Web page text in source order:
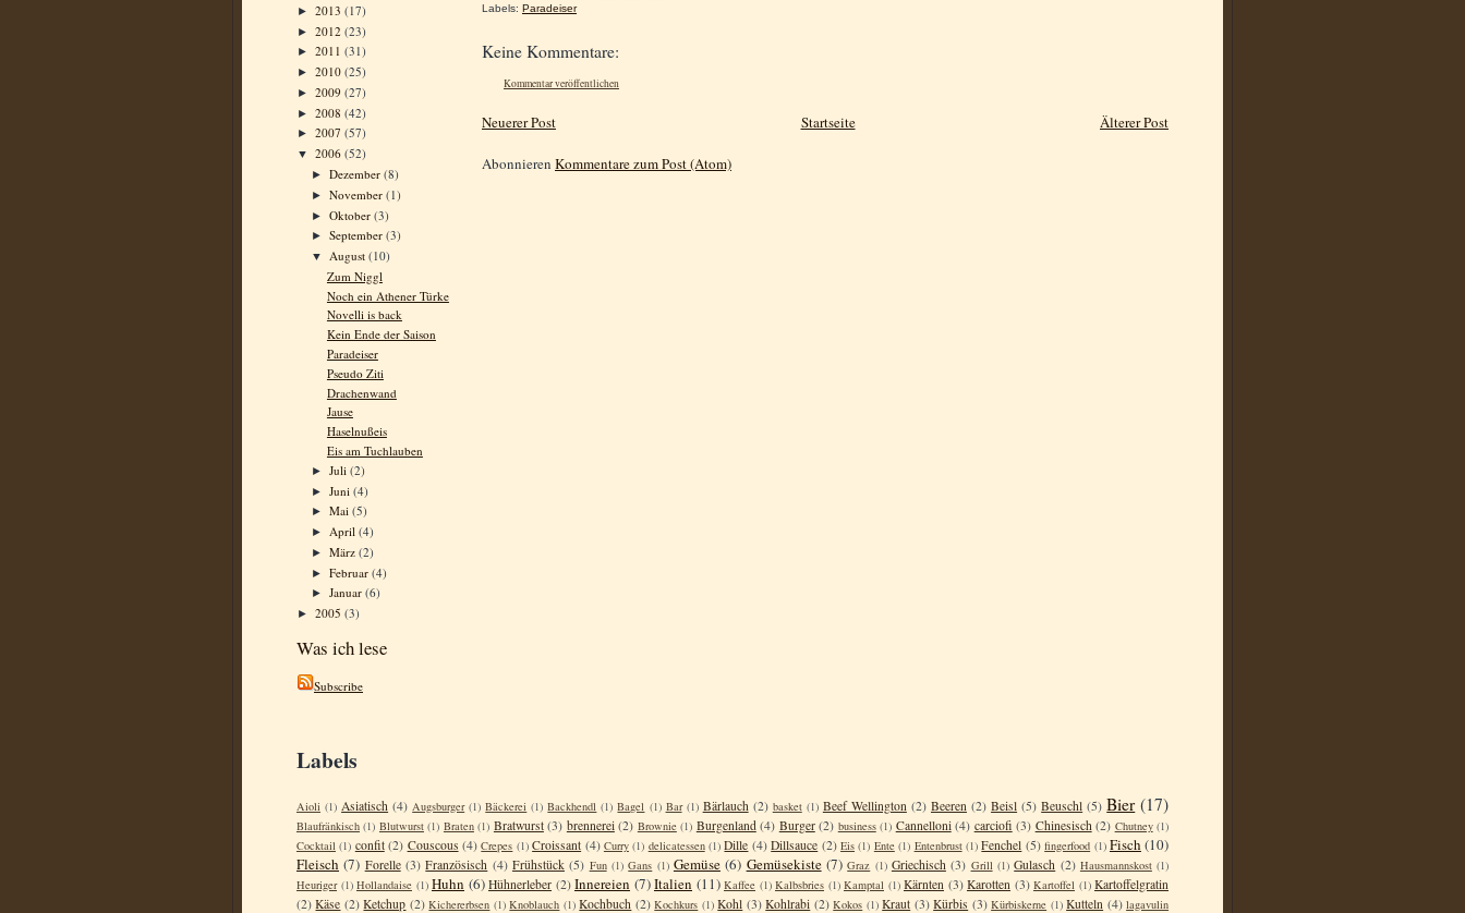
► 2013 (17)
► 2012 (23)
► 2011 (31)
► 2010 (25)
► 2009 (27)
► 2008 (42)
► 2007 (57)
▼ 2006 (52)
►Dezember(8)
►November(1)
►Oktober(3)
►September(3)
▼ August(10)
Zum Niggl
Noch ein Athener Türke
Novelli is back
Kein Ende der Saison
Paradeiser
Pseudo Ziti
Drachenwand
Jause
Haselnußeis
Eis am Tuchlauben
►Juli(2)
►Juni(4)
►Mai(5)
► April(4)
►März(2)
►Februar(4)
►Januar(6)
► 2005 (3)
Was ich lese
Subscribe
Labels: Paradeiser
Keine Kommentare:
Kommentar veröffentlichen
Neuerer Post Älterer Post
Startseite
Abonnieren Kommentare zum Post (Atom)
Labels
Aioli (1) Asiatisch (4) Augsburger (1) Bäckerei (1) Backhendl (1) Bagel (1) Bar (1) Bärlauch (2) basket (1) Beef Wellington (2) Beeren (2) Beisl (5) Beuschl (5) Bier (17)
Blaufränkisch (1) Blutwurst (1) Braten (1) Bratwurst (3) brennerei (2) Brownie (1) Burgenland (4) Burger (2) business (1) Cannelloni (4) carciofi (3) Chinesisch (2) Chutney (1)
Cocktail (1) confit (2) Couscous (4) Crepes (1) Croissant (4) Curry (1) delicatessen (1) Dille (4) Dillsauce (2) Eis (1) Ente (1) Entenbrust (1) Fenchel (5) fingerfood (1) Fisch (10)
Fleisch (7) Forelle (3) Französisch (4) Frühstück (5) Fun (1) Gans (1) Gemüse (6) Gemüsekiste (7) Graz (1) Griechisch (3) Grill (1) Gulasch (2) Hausmannskost (1)
Heuriger (1) Hollandaise (1) Huhn (6) Hühnerleber (2) Innereien (7)Italien (11) Kaffee (1) Kalbsbries (1) Kamptal (1) Kärnten (3) Karotten (3) Kartoffel (1) Kartoffelgratin
(2) Käse (2) Ketchup (2) Kichererbsen (1) Knoblauch (1) Kochbuch (2) Kochkurs (1) Kohl (3) Kohlrabi (2) Kokos (1) Kraut (3) Kürbis (3) Kürbiskerne (1) Kutteln (4) lagavulin